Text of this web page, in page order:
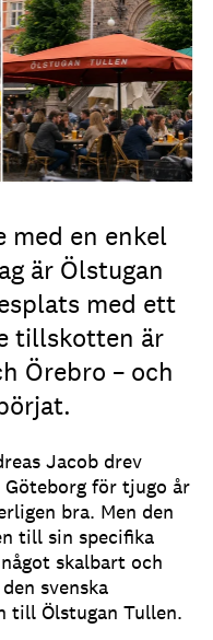
med en enkel
är Ölstugan
med ett
tillskotten är
Örebro – och
Jacob drev
Göteborg för tjugo år
bra. Men den
till sin specifika
skalbart och
svenska
till Ölstugan Tullen.